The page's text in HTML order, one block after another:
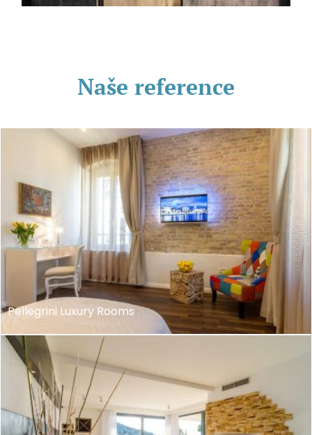
Naše reference
Pellegrini Luxury Rooms